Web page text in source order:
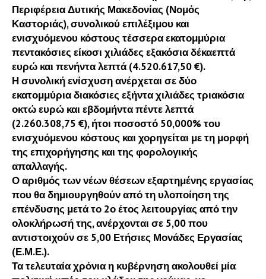
Περιφέρεια Δυτικής Μακεδονίας (Νομός
Καστοριάς), συνολικού επιλέξιμου και
ενισχυόμενου κόστους τέσσερα εκατομμύρια
πεντακόσιες είκοσι χιλιάδες εξακόσια δέκαεπτά
ευρώ και πενήντα λεπτά (4.520.617,50 €).
Η συνολική ενίσχυση ανέρχεται σε δύο
εκατομμύρια διακόσιες εξήντα χιλιάδες τριακόσια
οκτώ ευρώ και εβδομήντα πέντε λεπτά
(2.260.308,75 €), ήτοι ποσοστό 50,000% του
ενισχυόμενου κόστους και χορηγείται με τη μορφή
της επιχορήγησης και της φορολογικής
απαλλαγής.
Ο αριθμός των νέων θέσεων εξαρτημένης εργασίας
που θα δημιουργηθούν από τη υλοποίηση της
επένδυσης μετά το 2ο έτος λειτουργίας από την
ολοκλήρωσή της, ανέρχονται σε 5,00 που
αντιστοιχούν σε 5,00 Ετήσιες Μονάδες Εργασίας
(Ε.Μ.Ε.).
Τα τελευταία χρόνια η κυβέρνηση ακολουθεί μία